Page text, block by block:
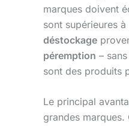
marques doivent
sont supérieures
déstockage
péremption –
sont des produits
Le principal
grandes